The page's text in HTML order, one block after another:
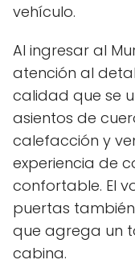
vehículo.
Al ingresar al
atención al
calidad que se
asientos de
calefacción y
experiencia de
confortable. El
puertas
que agrega un
cabina.